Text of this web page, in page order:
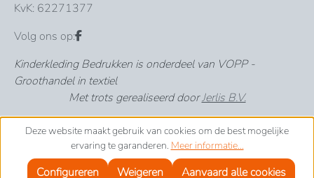
KvK: 62271377
Volg ons op:
Kinderkleding Bedrukken is onderdeel van VOPP -
Groothandel in textiel
Met trots gerealiseerd doorJerlis B.V.
Deze website maakt gebruik van cookies om de best mogelijke
ervaring te garanderen. Meer informatie...
Weigeren
Configureren Aanvaard alle cookies